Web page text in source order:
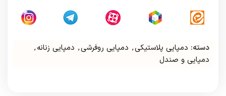
دسته: دمپایی پلاستیکی, دمپایی روفرشی, دمپایی زنانه,
دمپایی و صندل